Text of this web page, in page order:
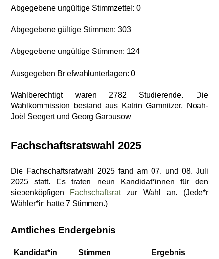
Abgegebene ungültige Stimmzettel: 0
Abgegebene gültige Stimmen: 303
Abgegebene ungültige Stimmen: 124
Ausgegeben Briefwahlunterlagen: 0
Wahlberechtigt waren 2782 Studierende. Die
Wahlkommission bestand aus Katrin Gamnitzer, Noah-
Joël Seegert und Georg Garbusow
Fachschaftsratswahl 2025
Die Fachschaftsratwahl 2025 fand am 07. und 08. Juli
2025 statt. Es traten neun Kandidat*innen für den
siebenköpfigen
Fachschaftsratzur Wahl an. (Jede*r
Wähler*in hatte 7 Stimmen.)
Amtliches Endergebnis
Kandidat*in Stimmen Ergebnis